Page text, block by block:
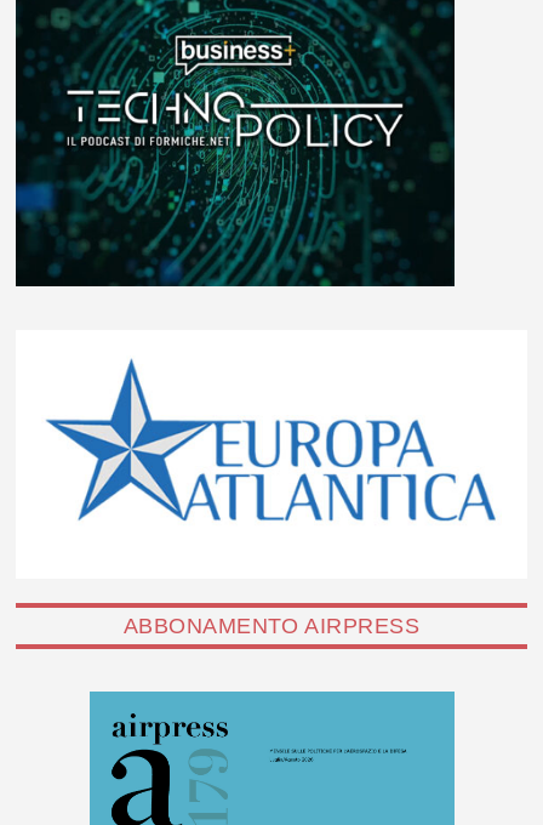
ABBONAMENTO AIRPRESS